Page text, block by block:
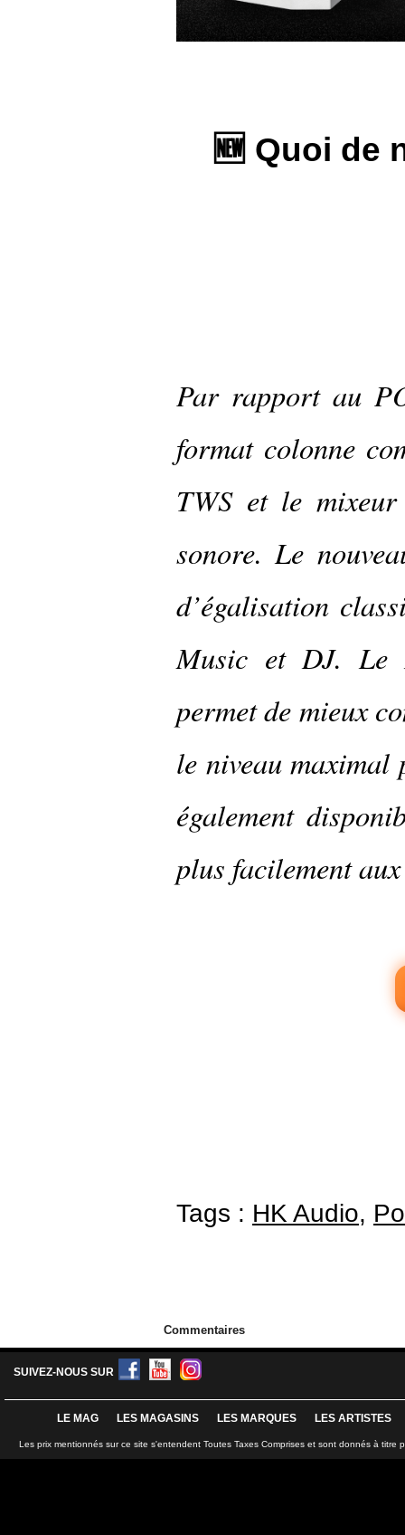
🆕 Quoi de
Par rapport au
format colonne
TWS et le
sonore. Le
d’égalisation
Music et DJ. Le
permet de mieux
le niveau maximal
également
plus facilement
Tags : HK Audio,
Commentaires
SUIVEZ-NOUS SUR
LE MAG LES MAGASINS LES MARQUES LES ARTISTES
Les prix mentionnés sur ce site s'entendent Toutes Taxes Comprises et sont donnés à